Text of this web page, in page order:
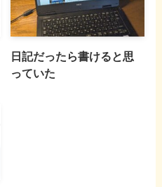
日記だったら書けると思
っていた